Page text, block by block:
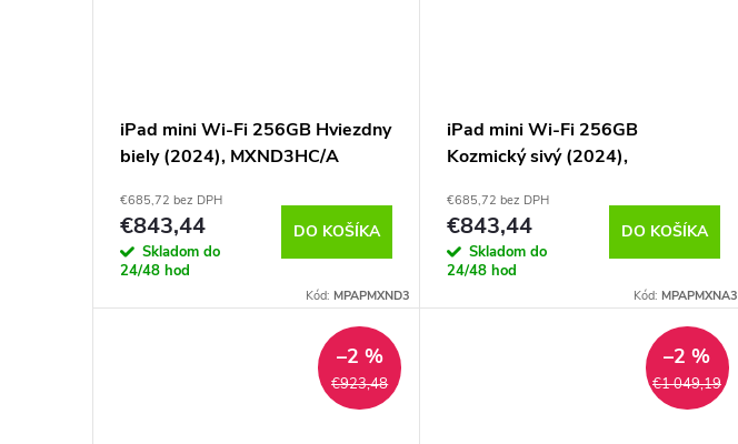
iPad mini Wi-Fi 256GB Hviezdny
biely (2024), MXND3HC/A
€685,72 bez DPH
€843,44
Skladom do
24/48 hod
DO KOŠÍKA
Kód: MPAPMXND3
iPad mini Wi-Fi 256GB
Kozmický sivý (2024),
€685,72 bez DPH
€843,44
Skladom do
24/48 hod
DO KOŠÍKA
Kód: MPAPMXNA3
€923,48
–2 %
€1 049,19
–2 %